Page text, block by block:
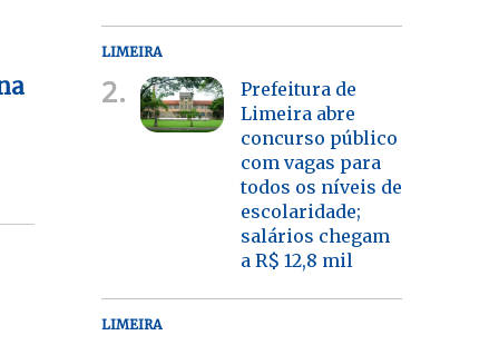
LIMEIRA
2.
Prefeitura de
Limeira abre
concurso público
com vagas para
todos os níveis de
escolaridade;
salários chegam
a R$ 12,8 mil
LIMEIRA